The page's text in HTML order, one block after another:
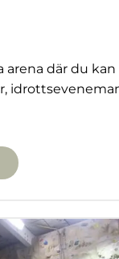
arena där du kan